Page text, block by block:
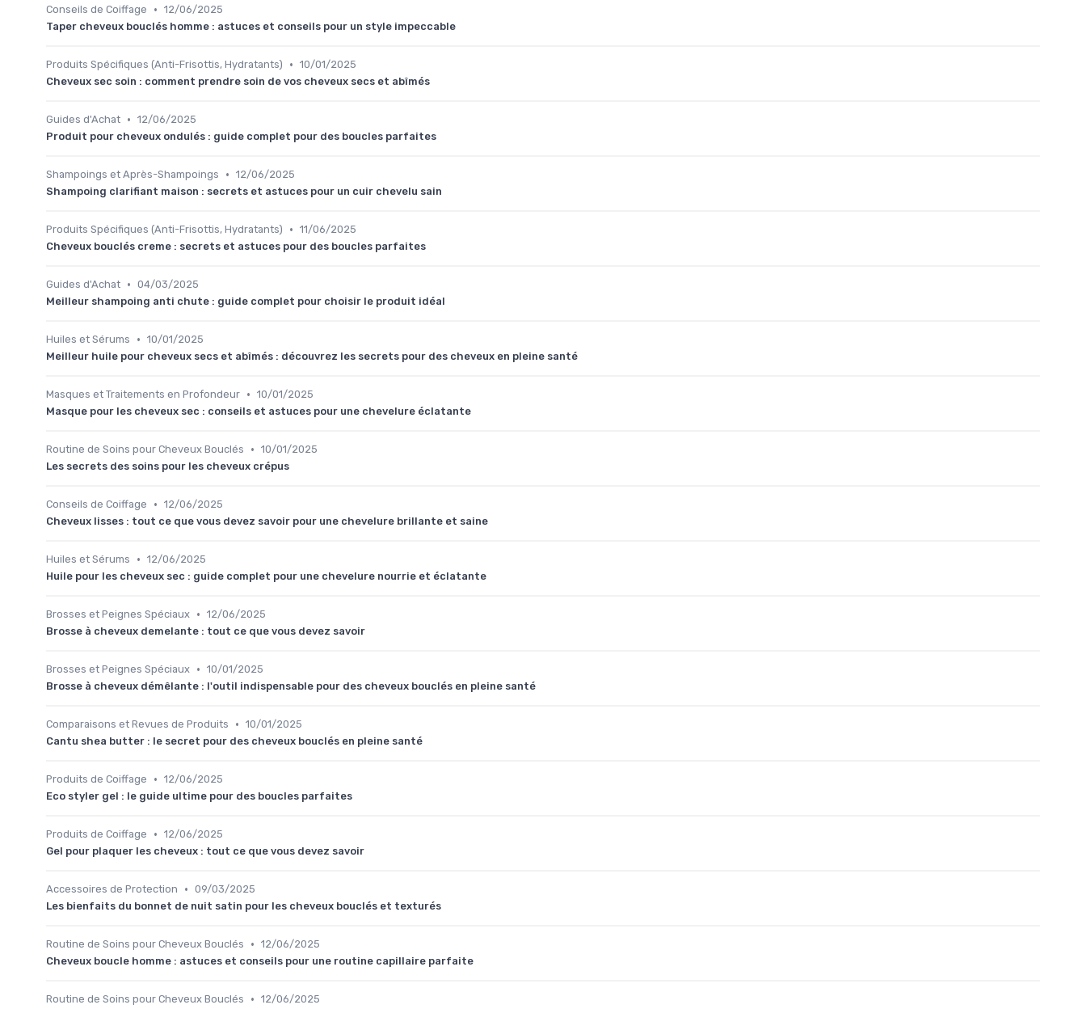
Conseils de Coiffage • 12/06/2025
Taper cheveux bouclés homme : astuces et conseils pour un style impeccable
Produits Spécifiques (Anti-Frisottis, Hydratants) • 10/01/2025
Cheveux sec soin : comment prendre soin de vos cheveux secs et abîmés
Guides d'Achat • 12/06/2025
Produit pour cheveux ondulés : guide complet pour des boucles parfaites
Shampoings et Après-Shampoings • 12/06/2025
Shampoing clarifiant maison : secrets et astuces pour un cuir chevelu sain
Produits Spécifiques (Anti-Frisottis, Hydratants) • 11/06/2025
Cheveux bouclés creme : secrets et astuces pour des boucles parfaites
Guides d'Achat • 04/03/2025
Meilleur shampoing anti chute : guide complet pour choisir le produit idéal
Huiles et Sérums • 10/01/2025
Meilleur huile pour cheveux secs et abîmés : découvrez les secrets pour des cheveux en pleine santé
Masques et Traitements en Profondeur • 10/01/2025
Masque pour les cheveux sec : conseils et astuces pour une chevelure éclatante
Routine de Soins pour Cheveux Bouclés • 10/01/2025
Les secrets des soins pour les cheveux crépus
Conseils de Coiffage • 12/06/2025
Cheveux lisses : tout ce que vous devez savoir pour une chevelure brillante et saine
Huiles et Sérums • 12/06/2025
Huile pour les cheveux sec : guide complet pour une chevelure nourrie et éclatante
Brosses et Peignes Spéciaux • 12/06/2025
Brosse à cheveux demelante : tout ce que vous devez savoir
Brosses et Peignes Spéciaux • 10/01/2025
Brosse à cheveux démêlante : l'outil indispensable pour des cheveux bouclés en pleine santé
Comparaisons et Revues de Produits • 10/01/2025
Cantu shea butter : le secret pour des cheveux bouclés en pleine santé
Produits de Coiffage • 12/06/2025
Eco styler gel : le guide ultime pour des boucles parfaites
Produits de Coiffage • 12/06/2025
Gel pour plaquer les cheveux : tout ce que vous devez savoir
Accessoires de Protection • 09/03/2025
Les bienfaits du bonnet de nuit satin pour les cheveux bouclés et texturés
Routine de Soins pour Cheveux Bouclés • 12/06/2025
Cheveux boucle homme : astuces et conseils pour une routine capillaire parfaite
Routine de Soins pour Cheveux Bouclés • 12/06/2025